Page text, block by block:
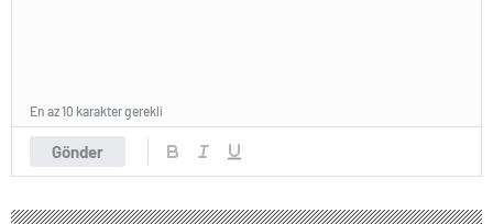
Gönder
En az 10 karakter gerekli